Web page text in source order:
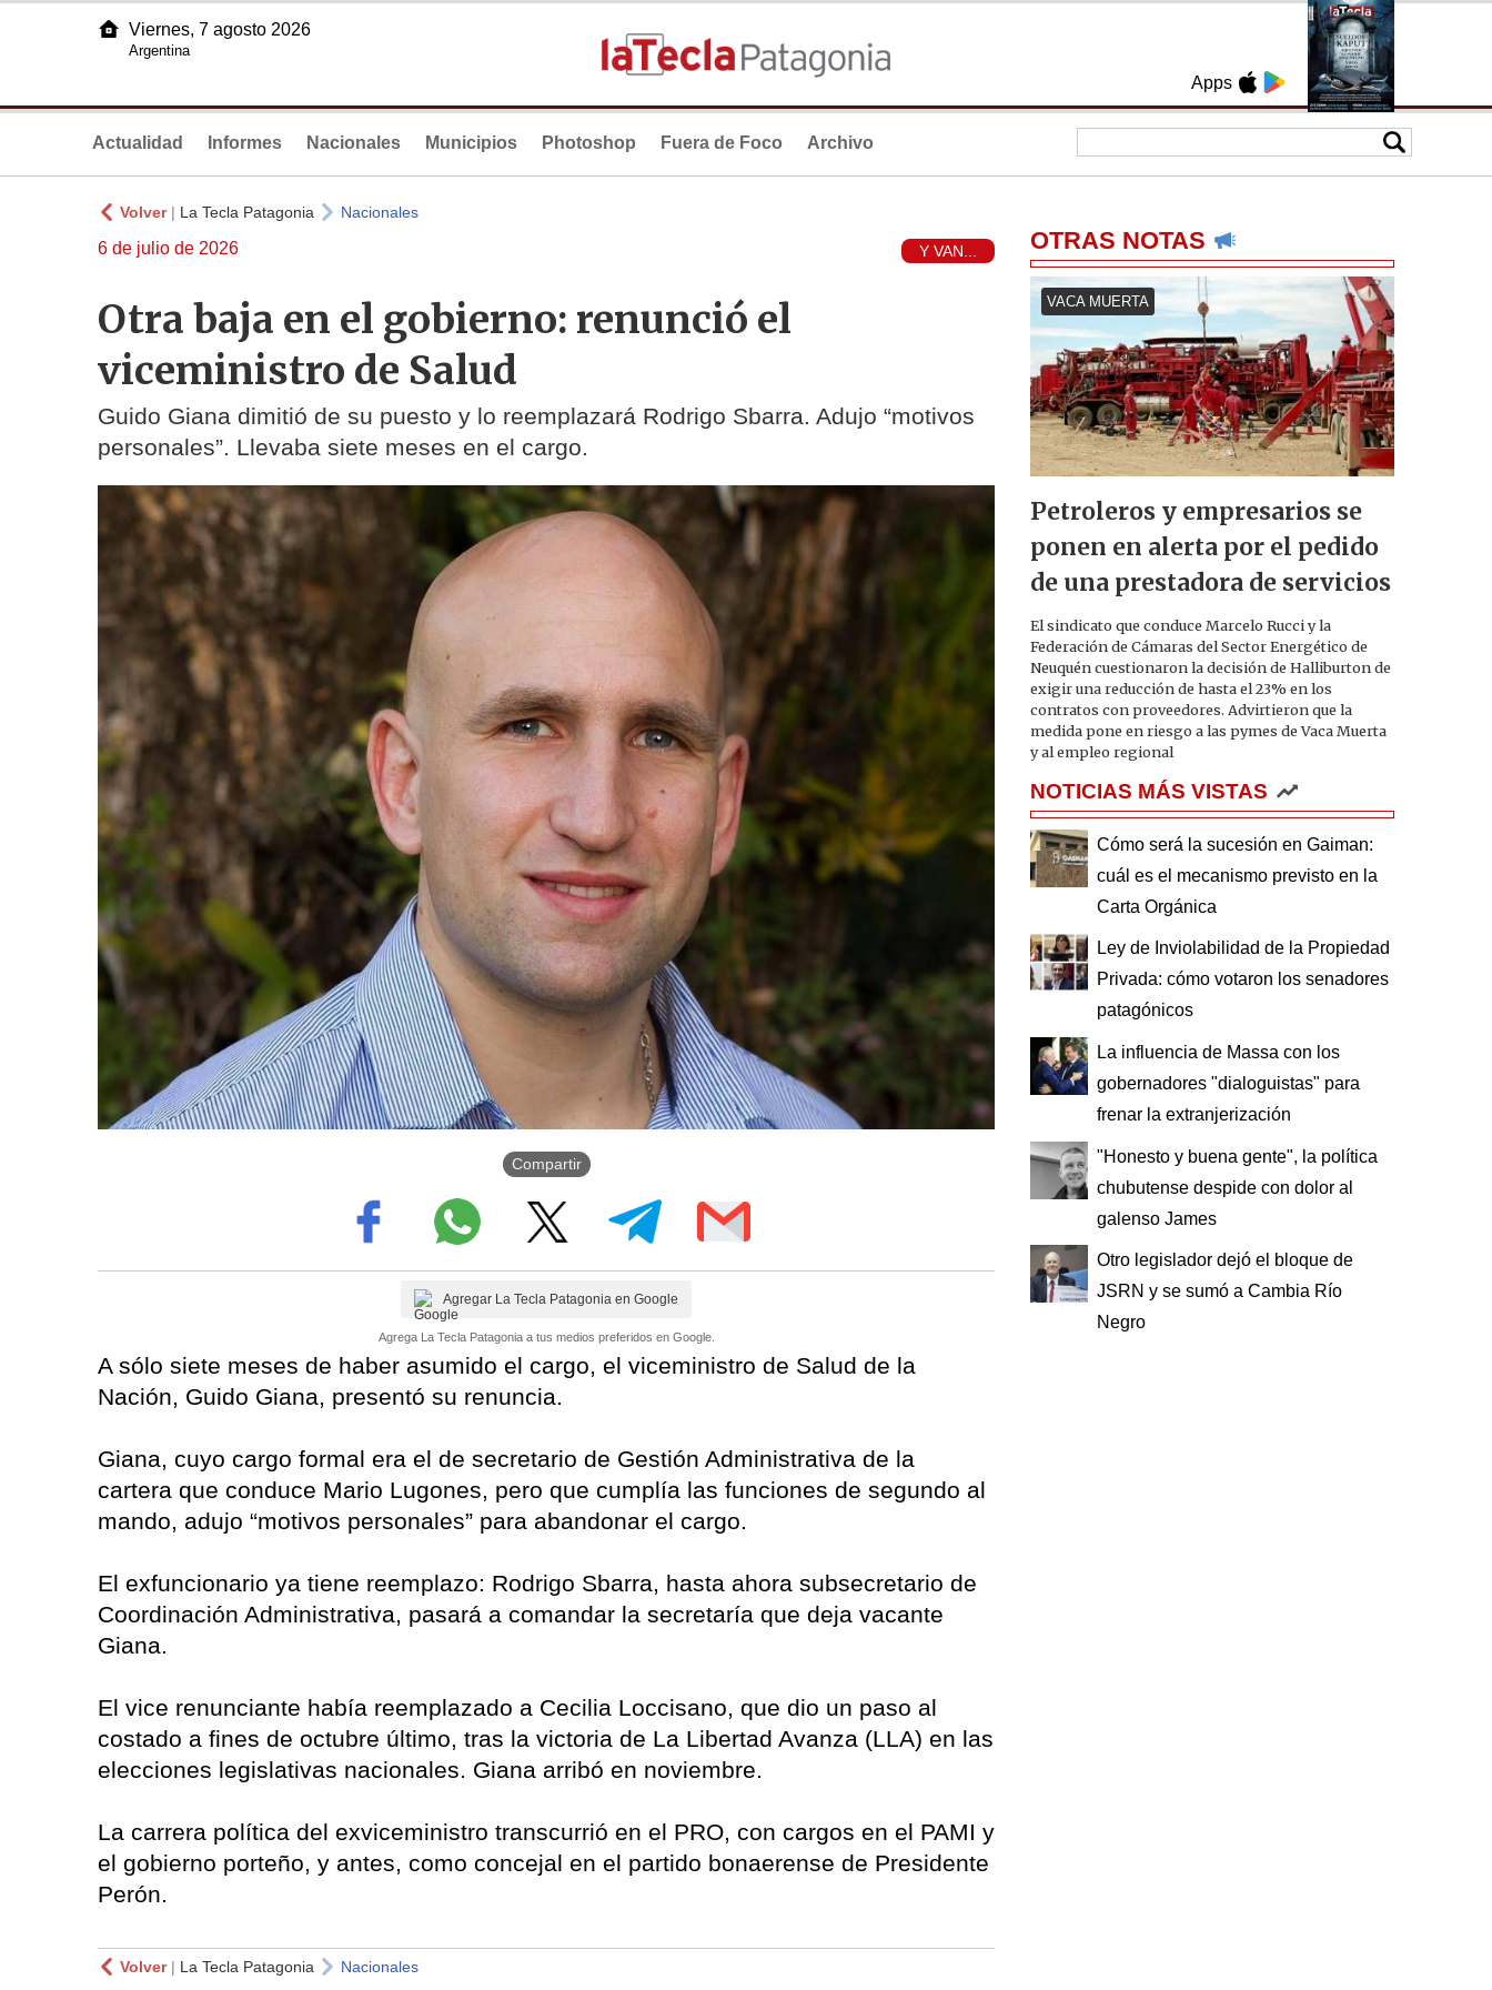
Apps
Viernes, 7 agosto 2026
Argentina
Actualidad Informes Nacionales Municipios Photoshop Fuera de Foco Archivo
Volver| La Tecla Patagonia Nacionales
6 de julio de 2026 Y VAN...
Otra baja en el gobierno: renunció el
viceministro de Salud
Guido Giana dimitió de su puesto y lo reemplazará Rodrigo Sbarra. Adujo “motivos
personales”. Llevaba siete meses en el cargo.
Compartir
Agregar La Tecla Patagonia en Google
Agrega La Tecla Patagonia a tus medios preferidos en Google.
A sólo siete meses de haber asumido el cargo, el viceministro de Salud de la
Nación, Guido Giana, presentó su renuncia.
Giana, cuyo cargo formal era el de secretario de Gestión Administrativa de la
cartera que conduce Mario Lugones, pero que cumplía las funciones de segundo al
mando, adujo “motivos personales” para abandonar el cargo.
El exfuncionario ya tiene reemplazo: Rodrigo Sbarra, hasta ahora subsecretario de
Coordinación Administrativa, pasará a comandar la secretaría que deja vacante
Giana.
El vice renunciante había reemplazado a Cecilia Loccisano, que dio un paso al
costado a fines de octubre último, tras la victoria de La Libertad Avanza (LLA) en las
elecciones legislativas nacionales. Giana arribó en noviembre.
La carrera política del exviceministro transcurrió en el PRO, con cargos en el PAMI y
el gobierno porteño, y antes, como concejal en el partido bonaerense de Presidente
Perón.
Volver| La Tecla Patagonia Nacionales
OTRAS NOTAS
VACA MUERTA
Petroleros y empresarios se
ponen en alerta por el pedido
de una prestadora de servicios
El sindicato que conduce Marcelo Rucci y la
Federación de Cámaras del Sector Energético de
Neuquén cuestionaron la decisión de Halliburton de
exigir una reducción de hasta el 23% en los
contratos con proveedores. Advirtieron que la
medida pone en riesgo a las pymes de Vaca Muerta
y al empleo regional
NOTICIAS MÁS VISTAS
Cómo será la sucesión en Gaiman:
cuál es el mecanismo previsto en la
Carta Orgánica
Ley de Inviolabilidad de la Propiedad
Privada: cómo votaron los senadores
patagónicos
La influencia de Massa con los
gobernadores "dialoguistas" para
frenar la extranjerización
"Honesto y buena gente", la política
chubutense despide con dolor al
galenso James
Otro legislador dejó el bloque de
JSRN y se sumó a Cambia Río
Negro